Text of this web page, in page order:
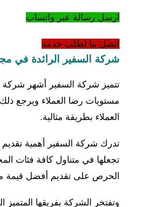
ارسل رسالة عبر واتساب
اتصل بنا لطلب خدمة
شركة السفير الرائدة في
تتميز شركة السفير أشهر شركة
مستويات رضا العملاء ويرجع ذلك
العملاء بطريقة مثالية.
تدرك شركة السفير أهمية
تجعلها في متناول كافة فئات
الحرص على تقديم أفضل قيمة
وتفتخر الشركة بفريقها